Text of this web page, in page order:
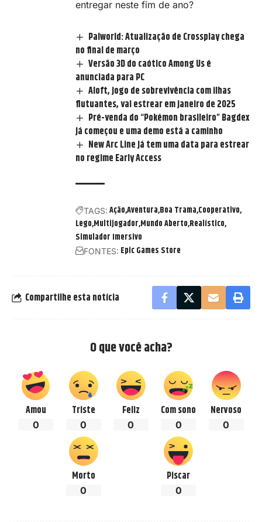
entregar neste fim de ano?
Palworld: Atualização de Crossplay chega
no final de março
Versão 3D do caótico Among Us é
anunciada para PC
Aloft, jogo de sobrevivência com ilhas
flutuantes, vai estrear em janeiro de 2025
Pré-venda do “Pokémon brasileiro” Bagdex
já começou e uma demo está a caminho
New Arc Line já tem uma data para estrear
no regime Early Access
TAGS: AçãoAventura Boa Trama Cooperativo
Lego Multijogador Mundo Aberto Realístico
Simulador Imersivo
FONTES: Epic Games Store
Compartilhe esta notícia
O que você acha?
Amou
0
Triste
0
Feliz
0
Com sono
0
Nervoso
0
Morto
0
Piscar
0